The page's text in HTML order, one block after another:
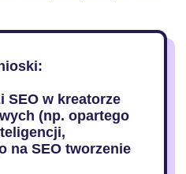
SEO w kreatorze
(np. opartego
na SEO tworzenie